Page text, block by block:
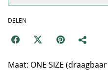
DELEN
Maat: ONE SIZE